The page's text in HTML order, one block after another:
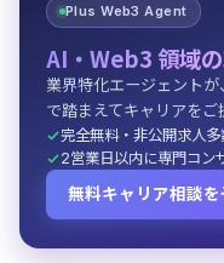
Plus Web3 Agent
AI・Web3 領域
業界特化エージェント
で踏まえてキャリアをご
完全無料・非公開求人多
2営業日以内に専門コン
無料キャリア相談を